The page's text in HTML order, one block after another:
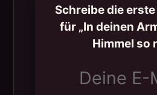
Schreibe die
für „In deinen
Himmel so
Deine E-